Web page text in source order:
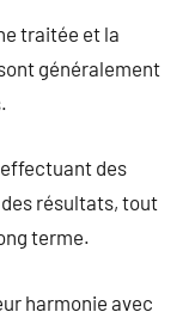
traitée et la
généralement
des
résultats, tout
terme.
harmonie avec